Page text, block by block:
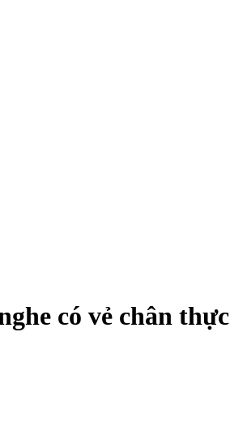
có vẻ chân thực